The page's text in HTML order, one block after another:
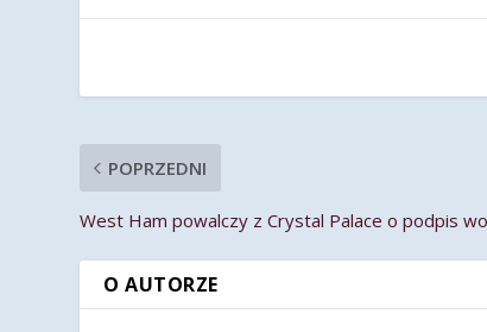
POPRZEDNI
West Ham powalczy z Crystal Palace o podpis
O AUTORZE